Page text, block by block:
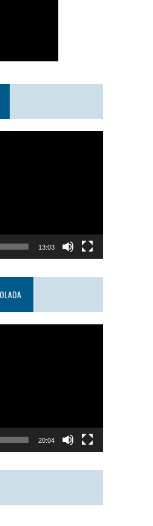
13:03
20:04